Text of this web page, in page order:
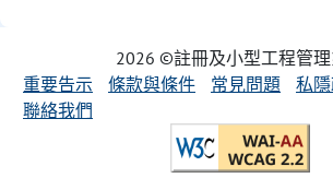
2026 ©註冊及小型工程管
重要告示
條款與條件 常見問題 私
聯絡我們